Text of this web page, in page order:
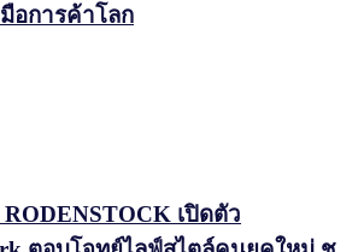
อการค้าโลก
เปิดตัว